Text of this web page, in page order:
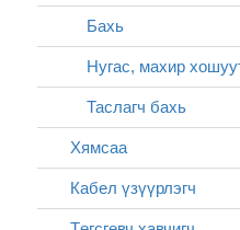
Бахь
Нугас, махир
Таслагч бахь
Хямсаа
Кабел үзүүрлэгч